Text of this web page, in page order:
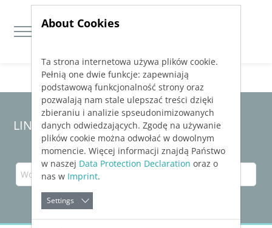
Jump directly to main navigation
Jump directly to content
LINEAR Solutions25für Revit
About Cookies
Ta strona internetowa używa plików cookie.
Pełnią one dwie funkcje: zapewniają
podstawową funkcjonalność strony oraz
pozwalają nam stale ulepszać treści dzięki
zbieraniu i analizie spseudonimizowanych
danych odwiedzających. Zgodę na używanie
plików cookie można odwołać w dowolnym
momencie. Więcej informacji znajdą Państwo
w naszej Data Protection Declaration oraz o
nas w Imprint.
Settings